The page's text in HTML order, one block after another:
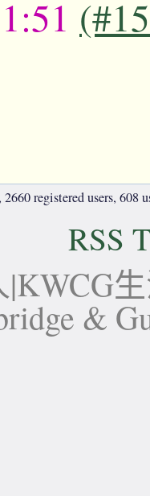
registered users, 608
RSS
&